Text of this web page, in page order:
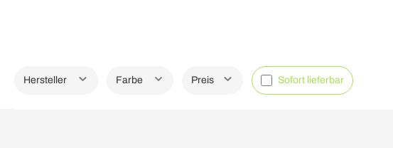
Hersteller Farbe Preis Sofort lieferbar